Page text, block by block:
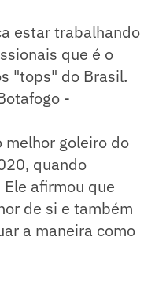
estar trabalhando
que é o
"tops" do Brasil.
-
melhor goleiro do
quando
afirmou que
de si e também
a maneira como